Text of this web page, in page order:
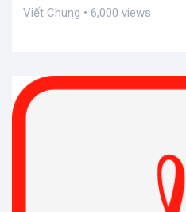
Viết Chung • 6,000 views